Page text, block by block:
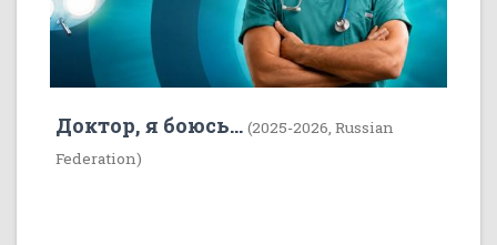
Доктор, я боюсь... (2025-2026, Russian
Federation)